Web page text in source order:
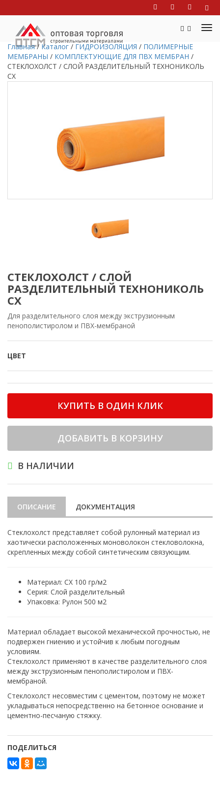
Главная /Каталог / ГИДРОИЗОЛЯЦИЯ / ПОЛИМЕРНЫЕ
МЕМБРАНЫ / КОМПЛЕКТУЮЩИЕ ДЛЯ ПВХ МЕМБРАН /
СТЕКЛОХОЛСТ / СЛОЙ РАЗДЕЛИТЕЛЬНЫЙ ТЕХНОНИКОЛЬ
СХ
СТЕКЛОХОЛСТ / СЛОЙ
РАЗДЕЛИТЕЛЬНЫЙ ТЕХНОНИКОЛЬ
СХ
Для разделительного слоя между экструзионным
пенополистиролом и ПВХ-мембраной
ЦВЕТ
КУПИТЬ В ОДИН КЛИК
ДОБАВИТЬ В КОРЗИНУ
В НАЛИЧИИ
ОПИСАНИЕ ДОКУМЕНТАЦИЯ
Стеклохолст представляет собой рулонный материал из
хаотически расположенных моноволокон стекловолокна,
скрепленных между собой синтетическим связующим.
Материал: СХ 100 гр/м2
Серия: Слой разделительный
Упаковка: Рулон 500 м2
Материал обладает высокой механической прочностью, не
подвержен гниению и устойчив к любым погодным
условиям.
Стеклохолст применяют в качестве разделительного слоя
между экструзионным пенополистиролом и ПВХ-
мембраной.
Стеклохолст несовместим с цементом, поэтому не может
укладываться непосредственно на бетонное основание и
цементно-песчаную стяжку.
ПОДЕЛИТЬСЯ